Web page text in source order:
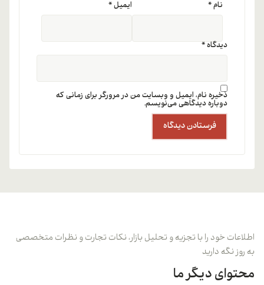
دیدگاه*
نام* ایمیل*
ذخیره نام، ایمیل و وبسایت من در مرورگر برای زمانی که
دوباره دیدگاهی می‌نویسم.
اطلاعات خود را با تجزیه و تحلیل بازار، نکات تجارت و نظرات متخصصی
به روز نگه دارید
محتوای دیگر ما